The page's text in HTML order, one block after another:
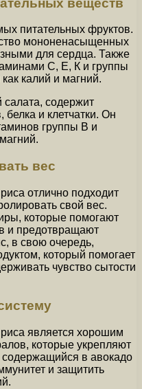
питательных фруктов.
мононенасыщенных
для сердца. Также
С, Е, К и группы
калий и магний.
салата, содержит
и клетчатки. Он
группы В и
вес
отлично подходит
свой вес.
которые помогают
и предотвращают
в свою очередь,
который помогает
чувство сытости
является хорошим
которые укрепляют
в авокадо
и защитить